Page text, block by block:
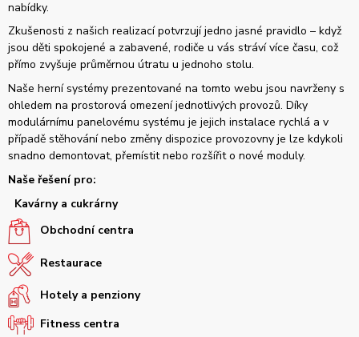
nabídky.
Zkušenosti z našich realizací potvrzují jedno jasné pravidlo – když
jsou děti spokojené a zabavené, rodiče u vás stráví více času, což
přímo zvyšuje průměrnou útratu u jednoho stolu.
Naše herní systémy prezentované na tomto webu jsou navrženy s
ohledem na prostorová omezení jednotlivých provozů. Díky
modulárnímu panelovému systému je jejich instalace rychlá a v
případě stěhování nebo změny dispozice provozovny je lze kdykoli
snadno demontovat, přemístit nebo rozšířit o nové moduly.
Naše řešení pro:
Kavárny a cukrárny
Obchodní centra
Restaurace
Hotely a penziony
Fitness centra